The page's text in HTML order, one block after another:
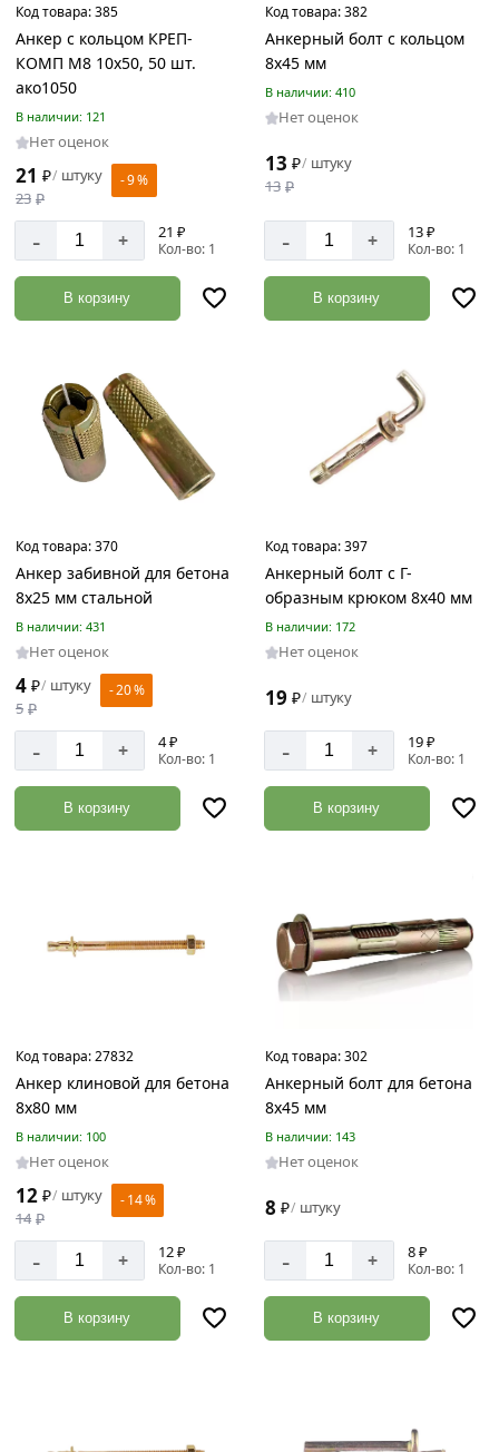
Код товара:385
Анкер с кольцом КРЕП-
КОМП М8 10x50, 50 шт.
ако1050
В наличии: 121
Нет оценок
21 ₽/ штуку
23 ₽
- 9 %
- + 21 ₽
Кол-во: 1
В корзину
Код товара:382
Анкерный болт с кольцом
8х45 мм
В наличии: 410
Нет оценок
13 ₽/ штуку
13 ₽
- + 13 ₽
Кол-во: 1
В корзину
Код товара:370
Анкер забивной для бетона
8х25 мм стальной
В наличии: 431
Нет оценок
4 ₽/ штуку
5 ₽
- 20 %
- + 4 ₽
Кол-во: 1
В корзину
Код товара:397
Анкерный болт с Г-
образным крюком 8х40 мм
В наличии: 172
Нет оценок
19 ₽/ штуку
- + 19 ₽
Кол-во: 1
В корзину
Код товара:27832
Анкер клиновой для бетона
8х80 мм
В наличии: 100
Нет оценок
12 ₽/ штуку
14 ₽
- 14 %
- + 12 ₽
Кол-во: 1
В корзину
Код товара:302
Анкерный болт для бетона
8х45 мм
В наличии: 143
Нет оценок
8 ₽/ штуку
- + 8 ₽
Кол-во: 1
В корзину